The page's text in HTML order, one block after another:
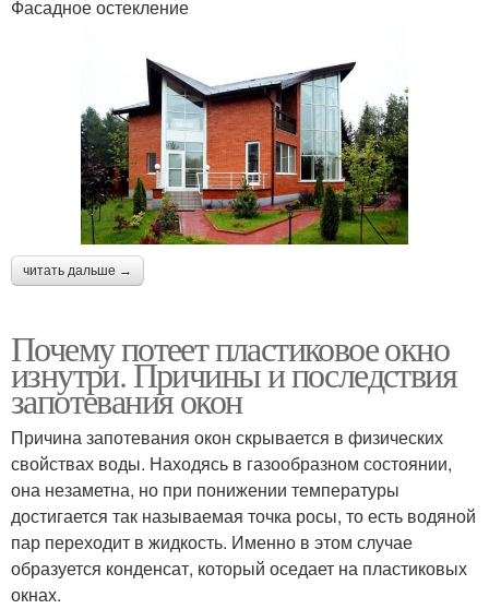
Фасадное остекление
читать дальше →
Почему потеет пластиковое окно
изнутри. Причины и последствия
запотевания окон
Причина запотевания окон скрывается в физических
свойствах воды. Находясь в газообразном состоянии,
она незаметна, но при понижении температуры
достигается так называемая точка росы, то есть водяной
пар переходит в жидкость. Именно в этом случае
образуется конденсат, который оседает на пластиковых
окнах.